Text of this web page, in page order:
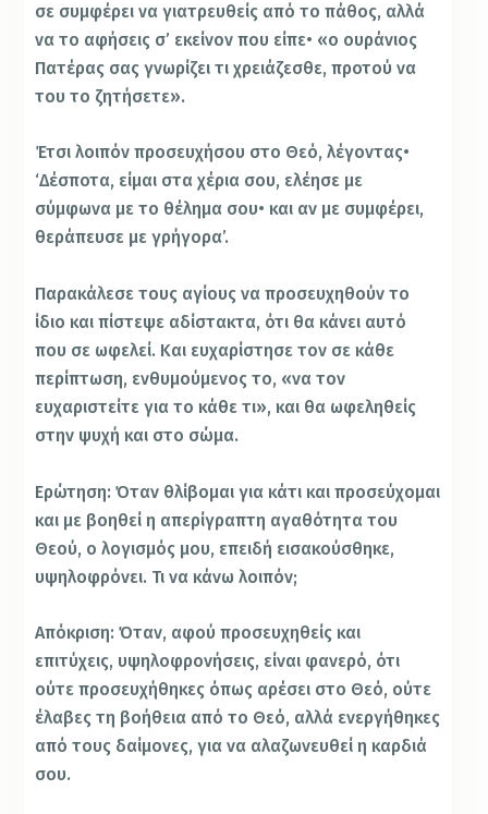
σε συμφέρει να γιατρευθείς από το πάθος, αλλά
να το αφήσεις σ’ εκείνον που είπε• «ο ουράνιος
Πατέρας σας γνωρίζει τι χρειάζεσθε, προτού να
του το ζητήσετε».
Έτσι λοιπόν προσευχήσου στο Θεό, λέγοντας•
‘Δέσποτα, είμαι στα χέρια σου, ελέησε με
σύμφωνα με το θέλημα σου• και αν με συμφέρει,
θεράπευσε με γρήγορα’.
Παρακάλεσε τους αγίους να προσευχηθούν το
ίδιο και πίστεψε αδίστακτα, ότι θα κάνει αυτό
που σε ωφελεί. Και ευχαρίστησε τον σε κάθε
περίπτωση, ενθυμούμενος το, «να τον
ευχαριστείτε για το κάθε τι», και θα ωφεληθείς
στην ψυχή και στο σώμα.
Ερώτηση: Όταν θλίβομαι για κάτι και προσεύχομαι
και με βοηθεί η απερίγραπτη αγαθότητα του
Θεού, ο λογισμός μου, επειδή εισακούσθηκε,
υψηλοφρόνει. Τι να κάνω λοιπόν;
Απόκριση: Όταν, αφού προσευχηθείς και
επιτύχεις, υψηλοφρονήσεις, είναι φανερό, ότι
ούτε προσευχήθηκες όπως αρέσει στο Θεό, ούτε
έλαβες τη βοήθεια από το Θεό, αλλά ενεργήθηκες
από τους δαίμονες, για να αλαζωνευθεί η καρδιά
σου.